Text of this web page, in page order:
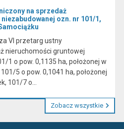
na sprzedaż
ozn. nr 101/1,
VI przetarg ustny
nieruchomości gruntowej
1 o pow. 0,1135 ha, położonej w
5 o pow. 0,1041 ha, położonej
101/7 o...
Zobacz wszystkie